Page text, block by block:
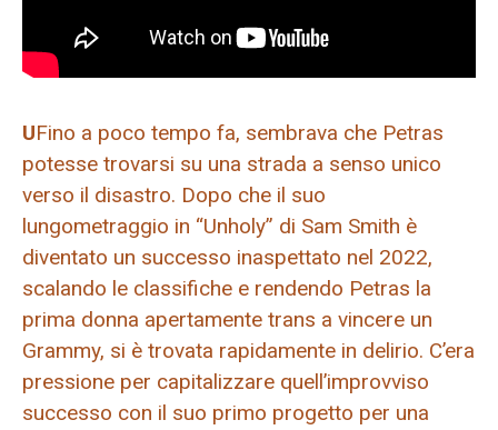
UFino a poco tempo fa, sembrava che Petras
potesse trovarsi su una strada a senso unico
verso il disastro. Dopo che il suo
lungometraggio in “Unholy” di Sam Smith è
diventato un successo inaspettato nel 2022,
scalando le classifiche e rendendo Petras la
prima donna apertamente trans a vincere un
Grammy, si è trovata rapidamente in delirio. C’era
pressione per capitalizzare quell’improvviso
successo con il suo primo progetto per una